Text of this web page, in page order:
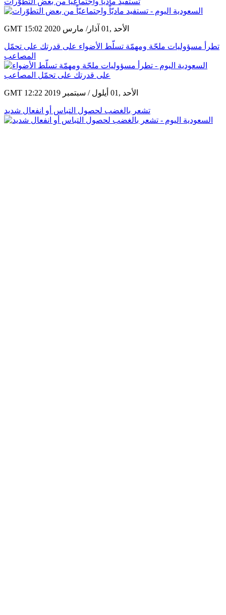
GMT 15:02 2020 الأحد ,01 آذار/ مارس
تطرأ مسؤوليات ملحّة ومهمّة تسلّط الأضواء على قدرتك على تحمّل
المصاعب
GMT 12:22 2019 الأحد ,01 أيلول / سبتمبر
تشعر بالغضب لحصول التباس أو انفعال شديد